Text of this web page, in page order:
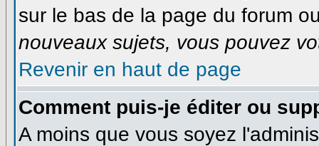
sur le bas de la page du forum
nouveaux sujets, vous pouvez
Revenir en haut de page
Comment puis-je éditer ou
A moins que vous soyez